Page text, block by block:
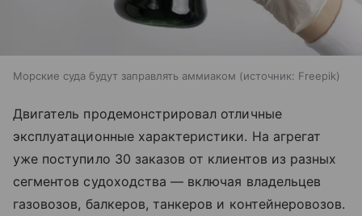
Морские суда будут заправлять аммиаком источник: Freepik
Двигатель продемонстрировал отличные
эксплуатационные характеристики. На агрегат
уже поступило 30 заказов от клиентов из разных
сегментов судоходства— включая владельцев
газовозов, балкеров, танкеров и контейнеровозов.